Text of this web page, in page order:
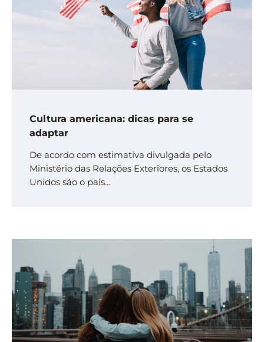
Cultura americana: dicas para se
adaptar
De acordo com estimativa divulgada pelo
Ministério das Relações Exteriores, os Estados
Unidos são o país…